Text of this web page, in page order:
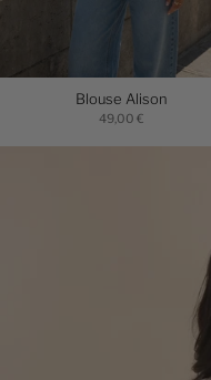
Blouse Alison
49,00 €